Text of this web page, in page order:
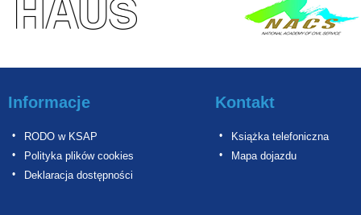
Informacje
RODO w KSAP
Polityka plików cookies
Deklaracja dostępności
Kontakt
Książka telefoniczna
Mapa dojazdu